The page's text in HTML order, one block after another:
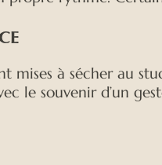
mises à sécher au
le souvenir d’un